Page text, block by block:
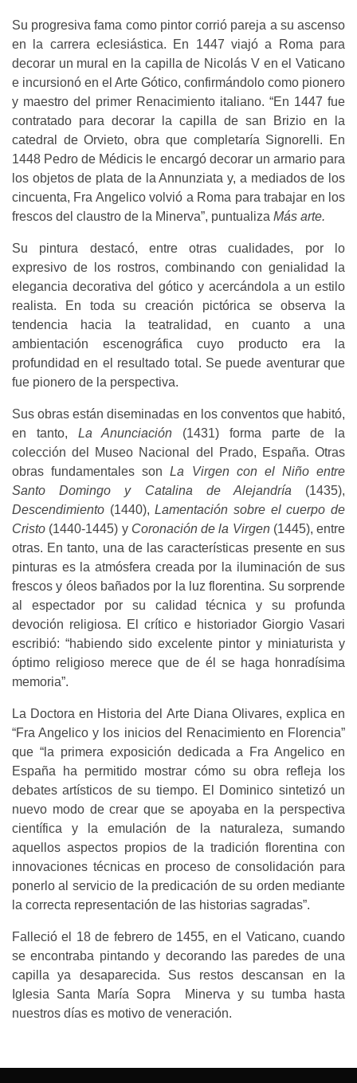
Su progresiva fama como pintor corrió pareja a su ascenso
en la carrera eclesiástica. En 1447 viajó a Roma para
decorar un mural en la capilla de Nicolás V en el Vaticano
e incursionó en el Arte Gótico, confirmándolo como pionero
y maestro del primer Renacimiento italiano. “En 1447 fue
contratado para decorar la capilla de san Brizio en la
catedral de Orvieto, obra que completaría Signorelli. En
1448 Pedro de Médicis le encargó decorar un armario para
los objetos de plata de la Annunziata y, a mediados de los
cincuenta, Fra Angelico volvió a Roma para trabajar en los
frescos del claustro de la Minerva”, puntualiza Más arte.
Su pintura destacó, entre otras cualidades, por lo
expresivo de los rostros, combinando con genialidad la
elegancia decorativa del gótico y acercándola a un estilo
realista. En toda su creación pictórica se observa la
tendencia hacia la teatralidad, en cuanto a una
ambientación escenográfica cuyo producto era la
profundidad en el resultado total. Se puede aventurar que
fue pionero de la perspectiva.
Sus obras están diseminadas en los conventos que habitó,
en tanto, La Anunciación (1431) forma parte de la
colección del Museo Nacional del Prado, España. Otras
obras fundamentales sonLa Virgen con el Niño entre
Santo Domingo y Catalina de Alejandría (1435),
Descendimiento (1440),Lamentación sobre el cuerpo de
Cristo (1440-1445) y Coronación de la Virgen (1445), entre
otras. En tanto, una de las características presente en sus
pinturas es la atmósfera creada por la iluminación de sus
frescos y óleos bañados por la luz florentina. Su sorprende
al espectador por su calidad técnica y su profunda
devoción religiosa. El crítico e historiador Giorgio Vasari
escribió: “habiendo sido excelente pintor y miniaturista y
óptimo religioso merece que de él se haga honradísima
memoria”.
La Doctora en Historia del Arte Diana Olivares, explica en
“Fra Angelico y los inicios del Renacimiento en Florencia”
que “la primera exposición dedicada a Fra Angelico en
España ha permitido mostrar cómo su obra refleja los
debates artísticos de su tiempo. El Dominico sintetizó un
nuevo modo de crear que se apoyaba en la perspectiva
científica y la emulación de la naturaleza, sumando
aquellos aspectos propios de la tradición florentina con
innovaciones técnicas en proceso de consolidación para
ponerlo al servicio de la predicación de su orden mediante
la correcta representación de las historias sagradas”.
Falleció el 18 de febrero de 1455, en el Vaticano, cuando
se encontraba pintando y decorando las paredes de una
capilla ya desaparecida. Sus restos descansan en la
Iglesia Santa María Sopra Minerva y su tumba hasta
nuestros días es motivo de veneración.